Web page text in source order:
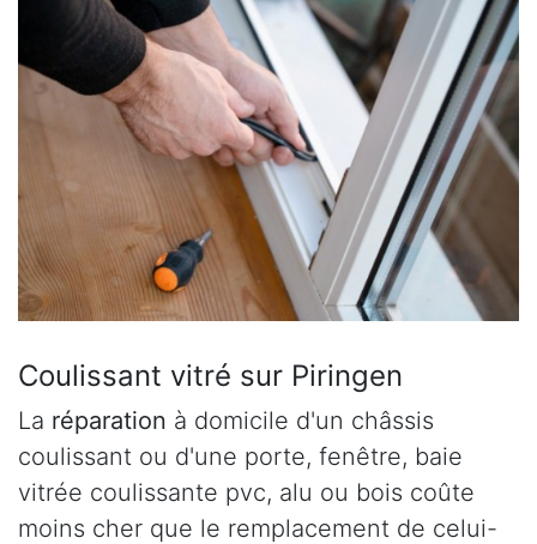
Coulissant vitré sur Piringen
La réparation à domicile d'un châssis
coulissant ou d'une porte, fenêtre, baie
vitrée coulissante pvc, alu ou bois coûte
moins cher que le remplacement de celui-